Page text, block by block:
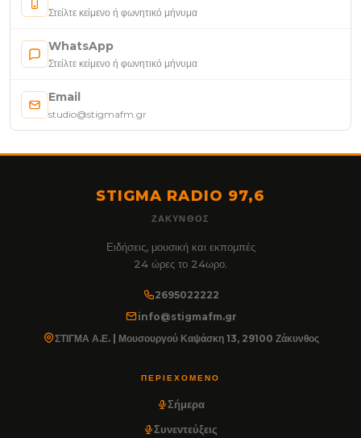
Στείλτε κείμενο ή φωνητικό μήνυμα
WhatsApp
Στείλτε κείμενο ή φωνητικό μήνυμα
Email
studio@stigmafm.gr
STIGMA RADIO 97,6
ΖΆΚΥΝΘΟΣ
Ειδήσεις, μουσική και εκπομπές
24 ώρες το 24ωρο.
2695022222
info@stigmafm.gr
ΣΤΙΓΜΑ Α.Ε. | Μουσουργού Καψάσκη 13, 29100 Ζάκυνθος
ΠΕΡΙΕΧΌΜΕΝΟ
Σήμερα
Συνεντεύξεις